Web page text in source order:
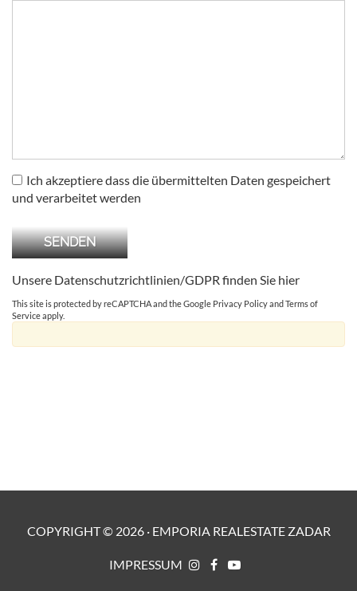
Ich akzeptiere dass die übermittelten Daten gespeichert
und verarbeitet werden
Unsere Datenschutzrichtlinien/GDPR finden Sie hier
This site is protected by reCAPTCHA and the Google Privacy PolicyandTerms of
Serviceapply.
COPYRIGHT © 2026· EMPORIA REALESTATE ZADAR
IMPRESSUM